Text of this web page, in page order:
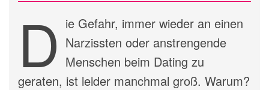
D ie Gefahr, immer wieder an einen
Narzissten oder anstrengende
Menschen beim Dating zu
geraten, ist leider manchmal groß. Warum?